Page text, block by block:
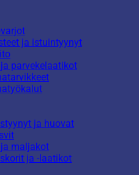
ja istuintyynyt
parvekelaatikot
ja huovat
ja maljakot
ja -laatikot